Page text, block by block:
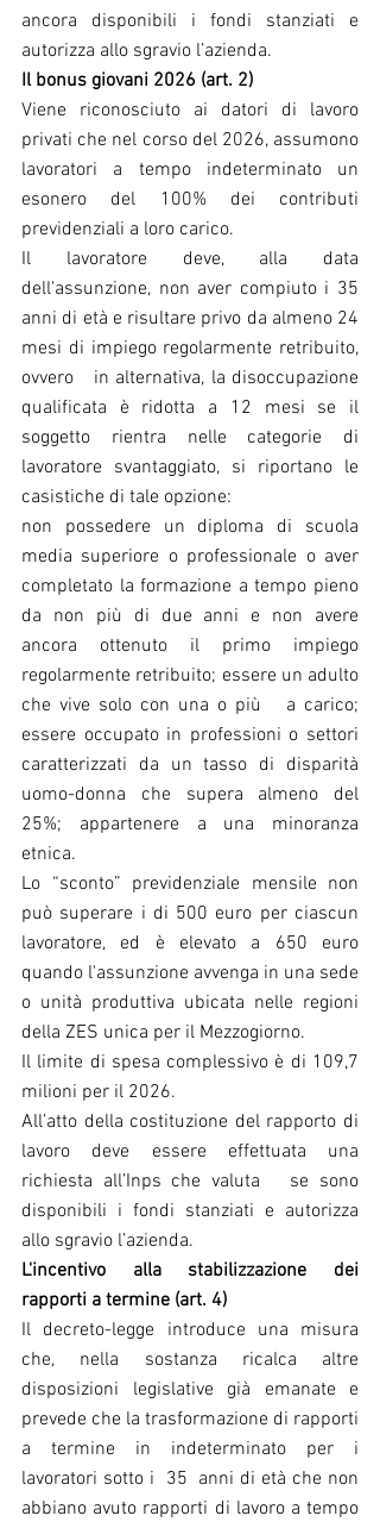
ancora disponibili i fondi stanziati e
autorizza allo sgravio l’azienda.
Il bonus giovani 2026 (art. 2)
Viene riconosciuto ai datori di lavoro
privati che nel corso del 2026, assumono
lavoratori a tempo indeterminato un
esonero del 100% dei contributi
previdenziali a loro carico.
Il lavoratore deve, alla data
dell'assunzione, non aver compiuto i 35
anni di età e risultare privo da almeno 24
mesi di impiego regolarmente retribuito,
ovvero   in alternativa, la disoccupazione
qualificata è ridotta a 12 mesi se il
soggetto rientra nelle categorie di
lavoratore svantaggiato, si riportano le
casistiche di tale opzione:
non possedere un diploma di scuola
media superiore o professionale o aver
completato la formazione a tempo pieno
da non più di due anni e non avere
ancora ottenuto il primo impiego
regolarmente retribuito; essere un adulto
che vive solo con una o più   a carico;
essere occupato in professioni o settori
caratterizzati da un tasso di disparità
uomo-donna che supera almeno del
25%; appartenere a una minoranza
etnica.
Lo “sconto” previdenziale mensile non
può superare i di 500 euro per ciascun
lavoratore, ed è elevato a 650 euro
quando l'assunzione avvenga in una sede
o unità produttiva ubicata nelle regioni
della ZES unica per il Mezzogiorno.
Il limite di spesa complessivo è di 109,7
milioni per il 2026.
All’atto della costituzione del rapporto di
lavoro deve essere effettuata una
richiesta all’Inps che valuta   se sono
disponibili i fondi stanziati e autorizza
allo sgravio l’azienda.
L'incentivo alla stabilizzazione dei
rapporti a termine (art. 4)
Il decreto-legge introduce una misura
che, nella sostanza ricalca altre
disposizioni legislative già emanate e
prevede che la trasformazione di rapporti
a termine in indeterminato per i
lavoratori sotto i  35  anni di età che non
abbiano avuto rapporti di lavoro a tempo